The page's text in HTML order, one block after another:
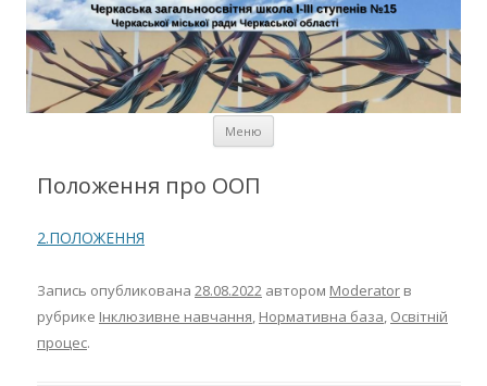
Черкаська загальноосвітня
школа І-ІІІ ступенів № 15
Черкаської міської ради
Черкаської області
Меню
Положення про ООП
2.ПОЛОЖЕННЯ
Запись опубликована 28.08.2022 автором Moderator в
рубрике Інклюзивне навчання, Нормативна база, Освітній
процес.